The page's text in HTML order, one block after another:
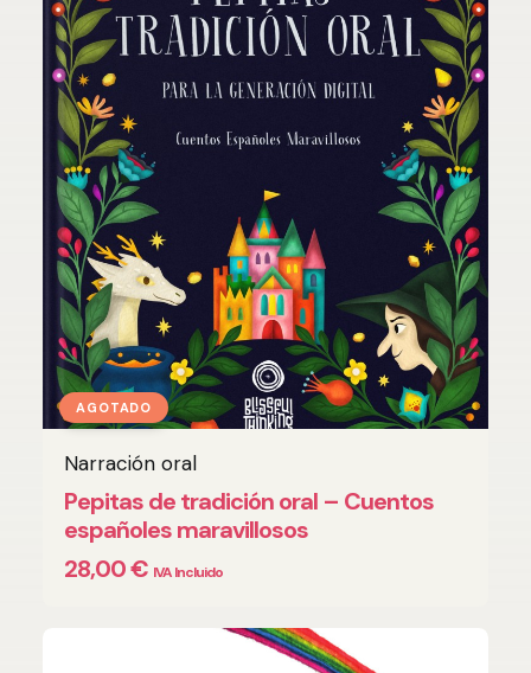
Narración oral
AGOTADO
Pepitas de tradición oral – Cuentos
españoles maravillosos
28,00€ IVA Incluido